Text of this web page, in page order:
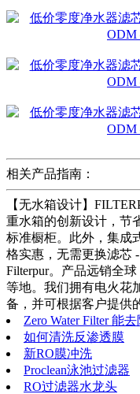
相关产品指南：
【无水箱设计】
重水箱的创新设计，节
标准橱柜。此外，集成
格实惠，无需更换滤芯
Filterpur。产品远销全
等地。我们拥有电火花
备，并可根据客户提供
Zero Water Filter 能
如何清洗反渗透膜
新RO膜冲洗
Proclean泳池过滤器
RO过滤器水龙头